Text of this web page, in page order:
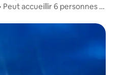
accueillir 6 personnes •